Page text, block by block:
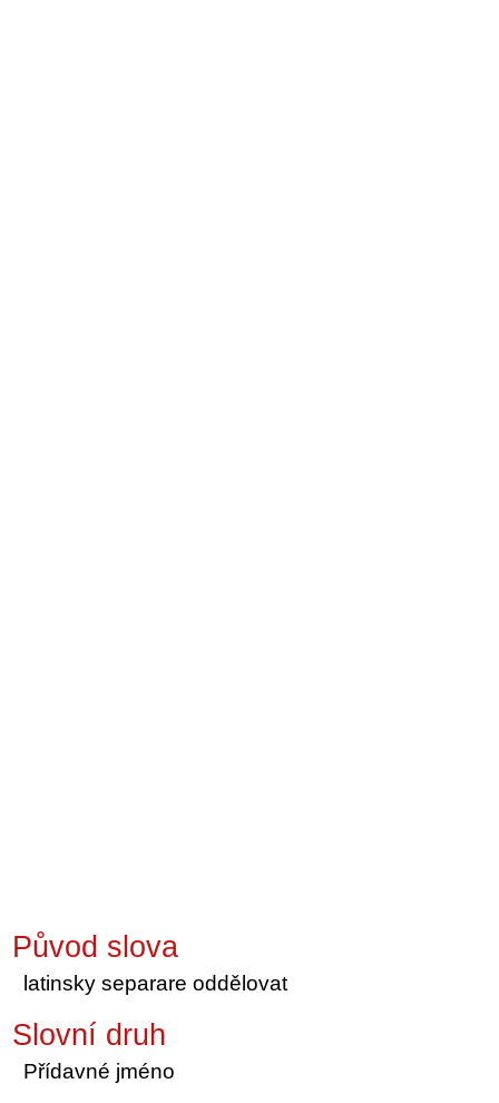
Původ slova
latinsky separare oddělovat
Slovní druh
Přídavné jméno